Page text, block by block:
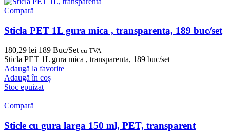
Compară
Sticla PET 1L gura mica , transparenta, 189 buc/set
180,29 lei 189 Buc/Set cu TVA
Sticla PET 1L gura mica , transparenta, 189 buc/set
Adaugă la favorite
Adaugă în coș
Stoc epuizat
Compară
Sticle cu gura larga 150 ml, PET, transparent